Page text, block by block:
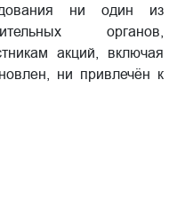
ни один из
органов,
акций, включая
ни привлечён к